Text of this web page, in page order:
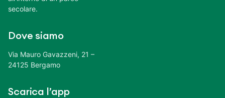
secolare.
Dove siamo
Via Mauro Gavazzeni, 21 –
24125 Bergamo
Scarica l’app